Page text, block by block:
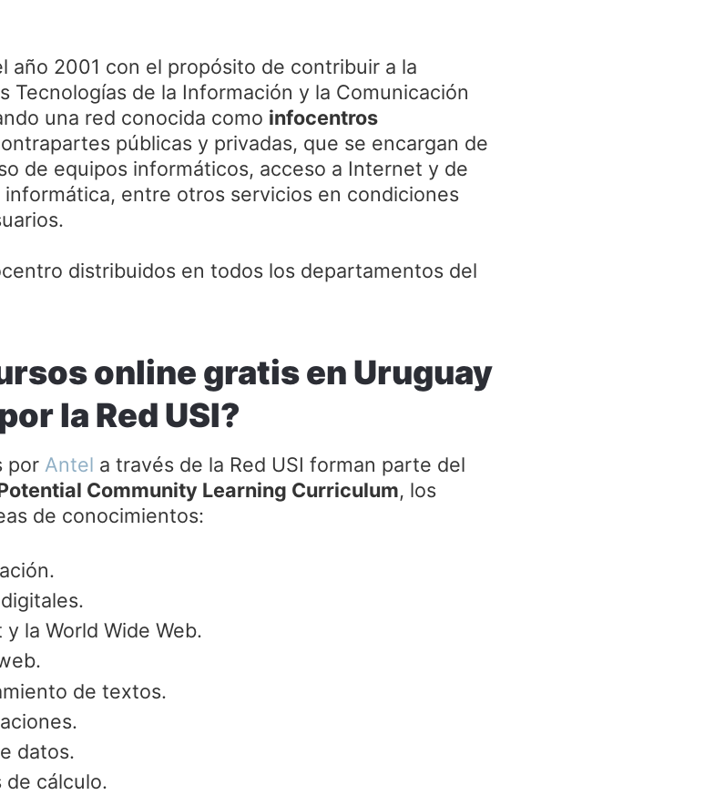
año 2001 con el propósito de contribuir a la
Tecnologías de la Información y la Comunicación
una red conocida como infocentros
públicas y privadas, que se encargan de
de equipos informáticos, acceso a Internet y de
entre otros servicios en condiciones
distribuidos en todos los departamentos del
online gratis en Uruguay
la Red USI?
por Antel a través de la Red USI forman parte del
Community Learning Curriculum, los
de conocimientos:
la World Wide Web.
de textos.
datos.
de cálculo.